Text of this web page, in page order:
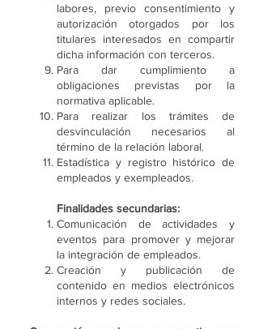
labores, previo consentimiento y
autorización otorgados por los
titulares interesados en compartir
dicha información con terceros.
Para dar cumplimiento a
obligaciones previstas por la
normativa aplicable.
Para realizar los trámites de
desvinculación necesarios al
término de la relación laboral.
Estadística y registro histórico de
empleados y exempleados.
Finalidades secundarias:
Comunicación de actividades y
eventos para promover y mejorar
la integración de empleados.
Creación y publicación de
contenido en medios electrónicos
internos y redes sociales.